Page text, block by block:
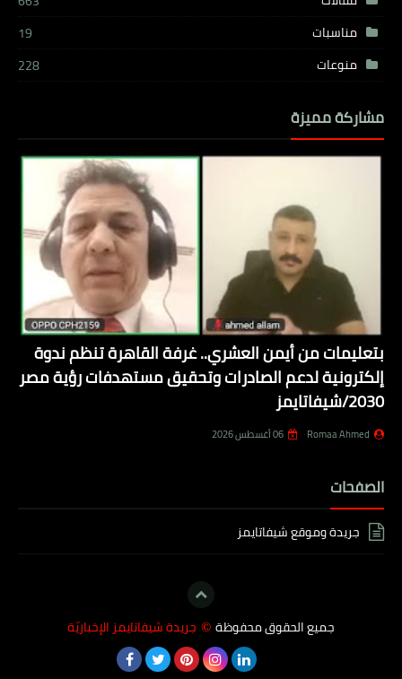
مناسبات
19
منوعات
228
مشاركة مميزة
بتعليمات من أيمن العشري.. غرفة القاهرة تنظم ندوة
إلكترونية لدعم الصادرات وتحقيق مستهدفات رؤية مصر
2030/شيفاتايمز
Romaa Ahmed 06 أغسطس 2026
الصفحات
جريدة وموقع شيفاتايمز
جميع الحقوق محفوظة © جريدة شيفاتايمز الإخباريّة